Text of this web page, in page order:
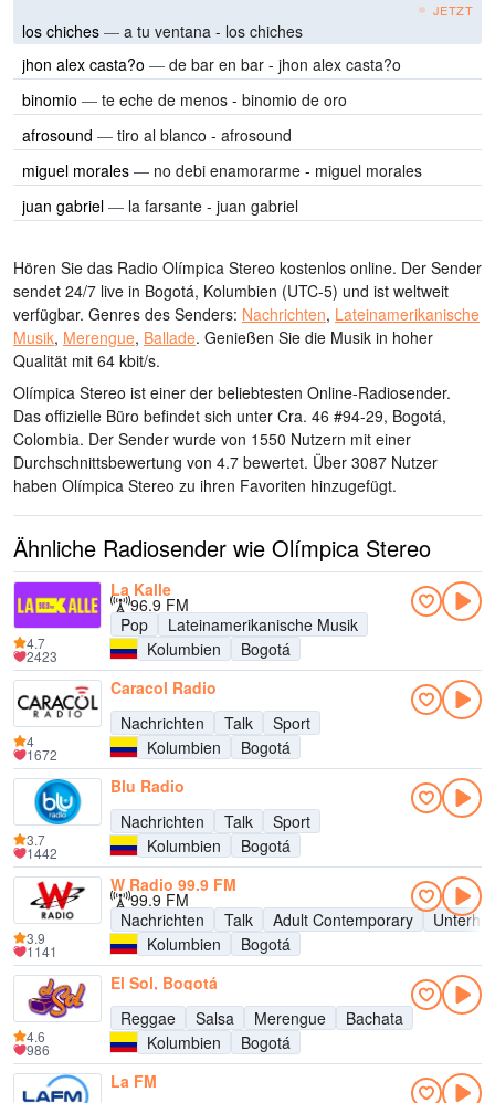
JETZT
los chiches — a tu ventana - los chiches
jhon alex casta?o — de bar en bar - jhon alex casta?o
binomio — te eche de menos - binomio de oro
afrosound — tiro al blanco - afrosound
miguel morales — no debi enamorarme - miguel morales
juan gabriel — la farsante - juan gabriel
Hören Sie das Radio Olímpica Stereo kostenlos online. Der Sender
sendet 24/7 live in Bogotá, Kolumbien (UTC-5) und ist weltweit
verfügbar. Genres des Senders: Nachrichten, Lateinamerikanische
Musik, Merengue, Ballade. Genießen Sie die Musik in hoher
Qualität mit 64 kbit/s.
Olímpica Stereo ist einer der beliebtesten Online-Radiosender.
Das offizielle Büro befindet sich unter Cra. 46 #94-29, Bogotá,
Colombia. Der Sender wurde von 1550 Nutzern mit einer
Durchschnittsbewertung von 4.7 bewertet. Über 3087 Nutzer
haben Olímpica Stereo zu ihren Favoriten hinzugefügt.
Ähnliche Radiosender wie Olímpica Stereo
La Kalle
96.9 FM
Pop
Lateinamerikanische Musik
Kolumbien
Bogotá
4.7
2423
Caracol Radio
Nachrichten
Talk
Sport
Kolumbien
Bogotá
4
1672
Blu Radio
Nachrichten
Talk
Sport
Kolumbien
Bogotá
3.7
1442
W Radio 99.9 FM
99.9 FM
Nachrichten
Talk Adult Contemporary
Kolumbien
Bogotá
3.9
1141
El Sol, Bogotá
Reggae
Salsa Merengue
Bachata
Kolumbien
Bogotá
4.6
986
La FM